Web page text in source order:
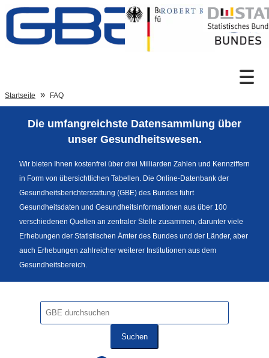
Zum Inhalt
Sprachumschaltung
Fußzeile
Startseite FAQ
Die umfangreichste Datensammlung über
unser Gesundheitswesen.
Wir bieten Ihnen kostenfrei über drei Milliarden Zahlen und Kennziffern
in Form von übersichtlichen Tabellen. Die Online-Datenbank der
Gesundheitsberichterstattung (GBE) des Bundes führt
Gesundheitsdaten und Gesundheitsinformationen aus über 100
verschiedenen Quellen an zentraler Stelle zusammen, darunter viele
Erhebungen der Statistischen Ämter des Bundes und der Länder, aber
auch Erhebungen zahlreicher weiterer Institutionen aus dem
Gesundheitsbereich.
Suchen